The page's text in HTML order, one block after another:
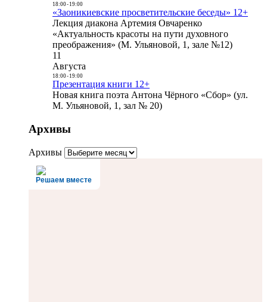
18:00- 19:00
«Заоникиевские просветительские беседы» 12+
Лекция диакона Артемия Овчаренко
«Актуальность красоты на пути духовного
преображения» (М. Ульяновой, 1, зале №12)
11
Августа
18:00- 19:00
Презентация книги 12+
Новая книга поэта Антона Чёрного «Сбор» (ул.
М. Ульяновой, 1, зал № 20)
Архивы
Архивы
Решаем вместе